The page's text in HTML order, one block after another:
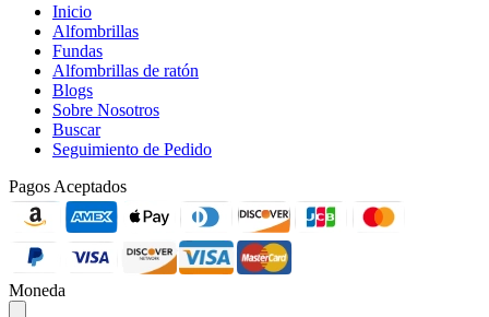
Inicio
Alfombrillas
Fundas
Alfombrillas de ratón
Blogs
Sobre Nosotros
Buscar
Seguimiento de Pedido
Pagos Aceptados
Moneda